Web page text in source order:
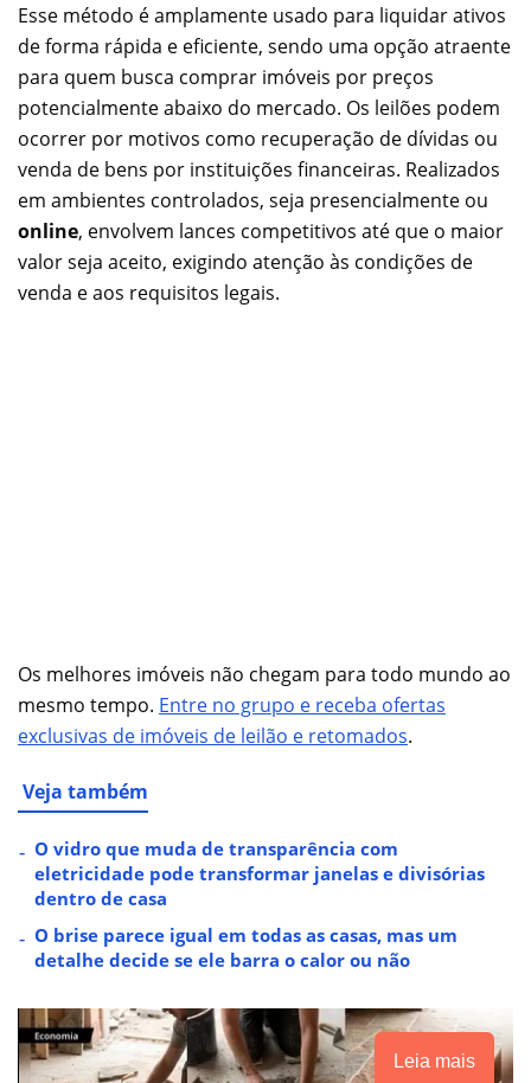
Esse método é amplamente usado para liquidar ativos
de forma rápida e eficiente, sendo uma opção atraente
para quem busca comprar imóveis por preços
potencialmente abaixo do mercado. Os leilões podem
ocorrer por motivos como recuperação de dívidas ou
venda de bens por instituições financeiras. Realizados
em ambientes controlados, seja presencialmente ou
online, envolvem lances competitivos até que o maior
valor seja aceito, exigindo atenção às condições de
venda e aos requisitos legais.
Os melhores imóveis não chegam para todo mundo ao
mesmo tempo. Entre no grupo e receba ofertas
exclusivas de imóveis de leilão e retomados.
Veja também
O vidro que muda de transparência com
eletricidade pode transformar janelas e divisórias
dentro de casa
O brise parece igual em todas as casas, mas um
detalhe decide se ele barra o calor ou não
Leia mais